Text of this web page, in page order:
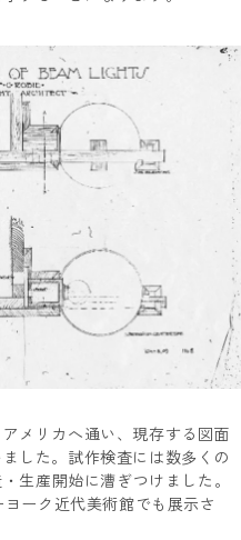
メリカへ通い、現存する図面
した。試作検査には数多くの
生産開始に漕ぎつけました。
ーク近代美術館でも展示さ